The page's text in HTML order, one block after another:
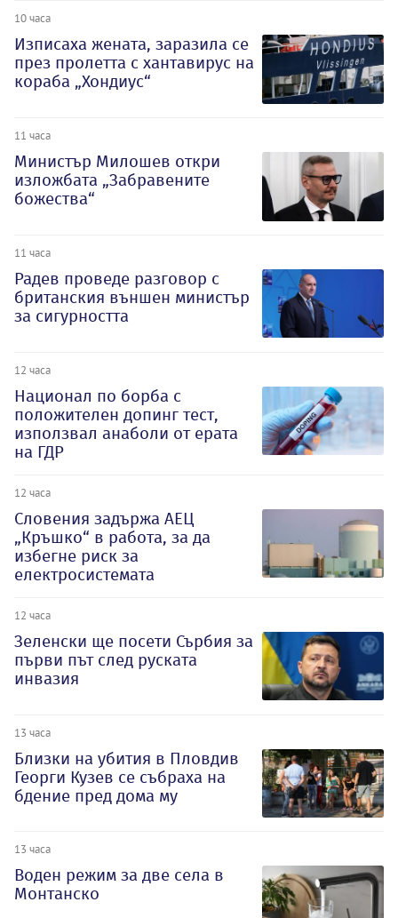
10 часа
Изписаха жената, заразила се
през пролетта с хантавирус на
кораба „Хондиус“
11 часа
Министър Милошев откри
изложбата „Забравените
божества“
11 часа
Радев проведе разговор с
британския външен министър
за сигурността
12 часа
Национал по борба с
положителен допинг тест,
използвал анаболи от ерата
на ГДР
12 часа
Словения задържа АЕЦ
„Кръшко“ в работа, за да
избегне риск за
електросистемата
12 часа
Зеленски ще посети Сърбия за
първи път след руската
инвазия
13 часа
Близки на убития в Пловдив
Георги Кузев се събраха на
бдение пред дома му
13 часа
Воден режим за две села в
Монтанско